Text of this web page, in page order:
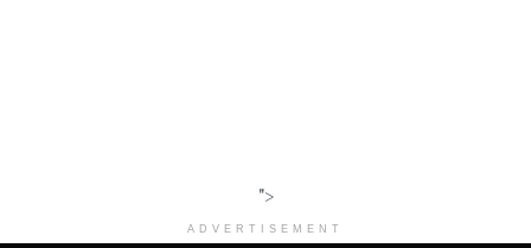
">
ADVERTISEMENT